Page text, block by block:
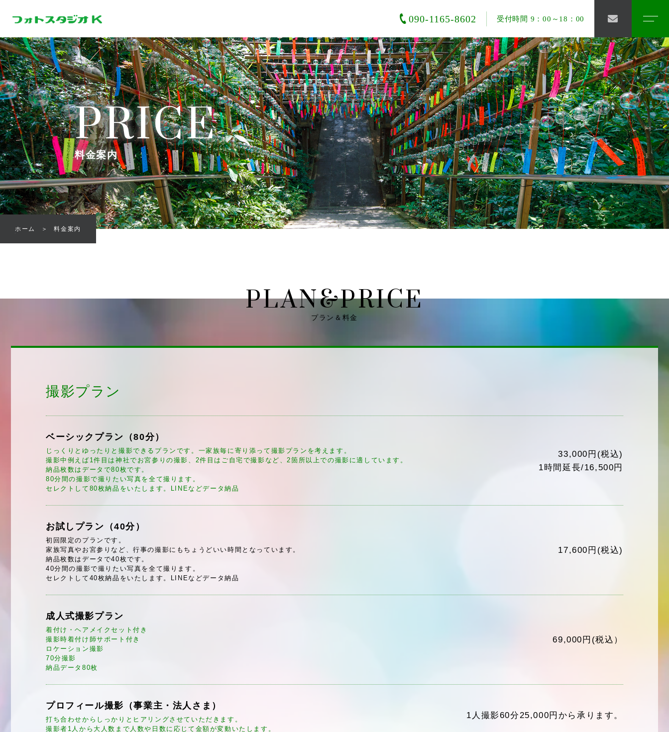
090-1165-8602 受付時間 9：00～18：00
PRICE
料金案内
ホーム 料金案内
PLAN&PRICE
プラン＆料金
撮影プラン
ベーシックプラン（80分）
じっくりとゆったりと撮影できるプランです。一家族毎に寄り添って撮影プランを考えます。
撮影中例えば1件目は神社でお宮参りの撮影、2件目はご自宅で撮影など、2箇所以上での撮影に適しています。
納品枚数はデータで80枚です。
80分間の撮影で撮りたい写真を全て撮ります。
セレクトして80枚納品をいたします。LINEなどデータ納品
33,000円(税込)
1時間延長/16,500円
お試しプラン（40分）
初回限定のプランです。
家族写真やお宮参りなど、行事の撮影にもちょうどいい時間となっています。
納品枚数はデータで40枚です。
40分間の撮影で撮りたい写真を全て撮ります。
セレクトして40枚納品をいたします。LINEなどデータ納品
17,600円(税込)
成人式撮影プラン
着付け・ヘアメイクセット付き
撮影時着付け師サポート付き
ロケーション撮影
70分撮影
納品データ80枚
69,000円(税込）
プロフィール撮影（事業主・法人さま）
打ち合わせからしっかりとヒアリングさせていただきます。
撮影者1人から大人数まで人数や日数に応じて金額が変動いたします。
1人撮影60分25,000円から承ります。